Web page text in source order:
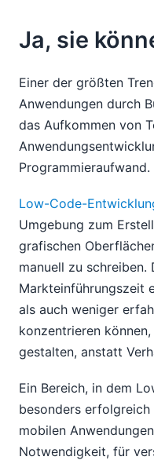
Ja, sie
Einer der größten
Anwendungen durch
das Aufkommen von
Programmieraufwand.
Low-Code-
Umgebung zum
grafischen
manuell zu
Markteinführungszeit
als auch weniger
konzentrieren
gestalten, anstatt
Ein Bereich, in dem
besonders
mobilen
Notwendigkeit, für